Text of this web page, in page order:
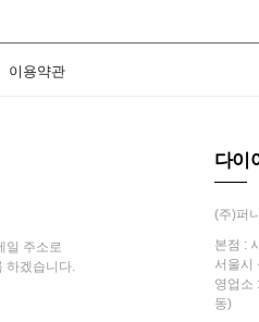
이용약관
일 주소로
하겠습니다.
다이
(주)퍼
본점 :
서울시
영업소
동)